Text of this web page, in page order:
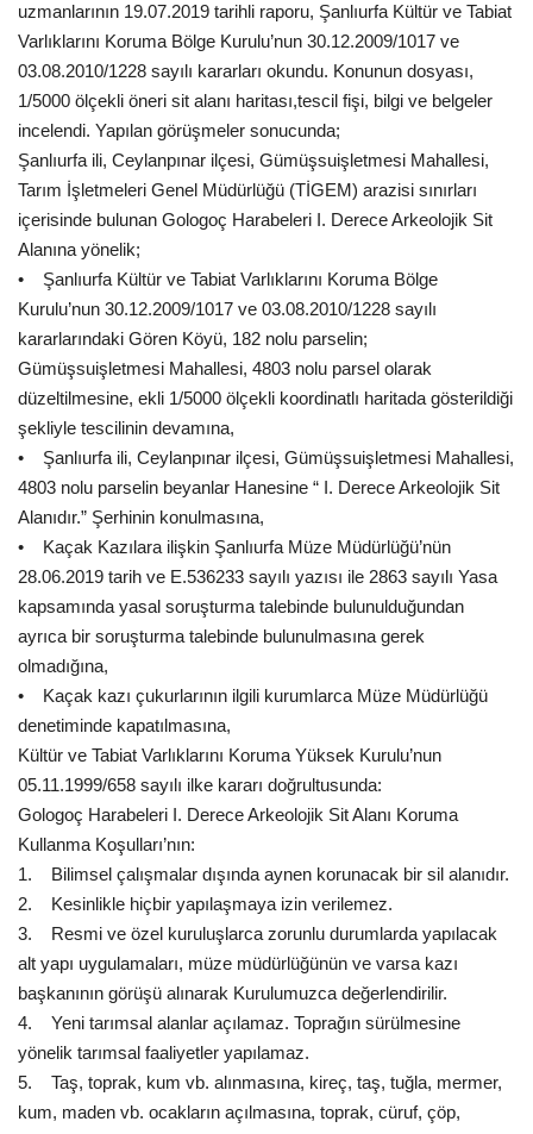
uzmanlarının 19.07.2019 tarihli raporu, Şanlıurfa Kültür ve Tabiat
Varlıklarını Koruma Bölge Kurulu’nun 30.12.2009/1017 ve
03.08.2010/1228 sayılı kararları okundu. Konunun dosyası,
1/5000 ölçekli öneri sit alanı haritası,tescil fişi, bilgi ve belgeler
incelendi. Yapılan görüşmeler sonucunda;
Şanlıurfa ili, Ceylanpınar ilçesi, Gümüşsuişletmesi Mahallesi,
Tarım İşletmeleri Genel Müdürlüğü (TİGEM) arazisi sınırları
içerisinde bulunan Gologoç Harabeleri I. Derece Arkeolojik Sit
Alanına yönelik;
• Şanlıurfa Kültür ve Tabiat Varlıklarını Koruma Bölge
Kurulu’nun 30.12.2009/1017 ve 03.08.2010/1228 sayılı
kararlarındaki Gören Köyü, 182 nolu parselin;
Gümüşsuişletmesi Mahallesi, 4803 nolu parsel olarak
düzeltilmesine, ekli 1/5000 ölçekli koordinatlı haritada gösterildiği
şekliyle tescilinin devamına,
• Şanlıurfa ili, Ceylanpınar ilçesi, Gümüşsuişletmesi Mahallesi,
4803 nolu parselin beyanlar Hanesine “ I. Derece Arkeolojik Sit
Alanıdır.” Şerhinin konulmasına,
• Kaçak Kazılara ilişkin Şanlıurfa Müze Müdürlüğü’nün
28.06.2019 tarih ve E.536233 sayılı yazısı ile 2863 sayılı Yasa
kapsamında yasal soruşturma talebinde bulunulduğundan
ayrıca bir soruşturma talebinde bulunulmasına gerek
olmadığına,
• Kaçak kazı çukurlarının ilgili kurumlarca Müze Müdürlüğü
denetiminde kapatılmasına,
Kültür ve Tabiat Varlıklarını Koruma Yüksek Kurulu’nun
05.11.1999/658 sayılı ilke kararı doğrultusunda:
Gologoç Harabeleri I. Derece Arkeolojik Sit Alanı Koruma
Kullanma Koşulları’nın:
1. Bilimsel çalışmalar dışında aynen korunacak bir sil alanıdır.
2. Kesinlikle hiçbir yapılaşmaya izin verilemez.
3. Resmi ve özel kuruluşlarca zorunlu durumlarda yapılacak
alt yapı uygulamaları, müze müdürlüğünün ve varsa kazı
başkanının görüşü alınarak Kurulumuzca değerlendirilir.
4. Yeni tarımsal alanlar açılamaz. Toprağın sürülmesine
yönelik tarımsal faaliyetler yapılamaz.
5. Taş, toprak, kum vb. alınmasına, kireç, taş, tuğla, mermer,
kum, maden vb. ocakların açılmasına, toprak, cüruf, çöp,